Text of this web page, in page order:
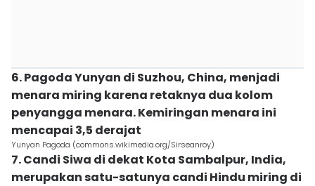
6. Pagoda Yunyan di Suzhou, China, menjadi
menara miring karena retaknya dua kolom
penyangga menara. Kemiringan menara ini
mencapai 3,5 derajat
Yunyan Pagoda (commons.wikimedia.org/Sirseanroy)
7. Candi Siwa di dekat Kota Sambalpur, India,
merupakan satu-satunya candi Hindu miring di